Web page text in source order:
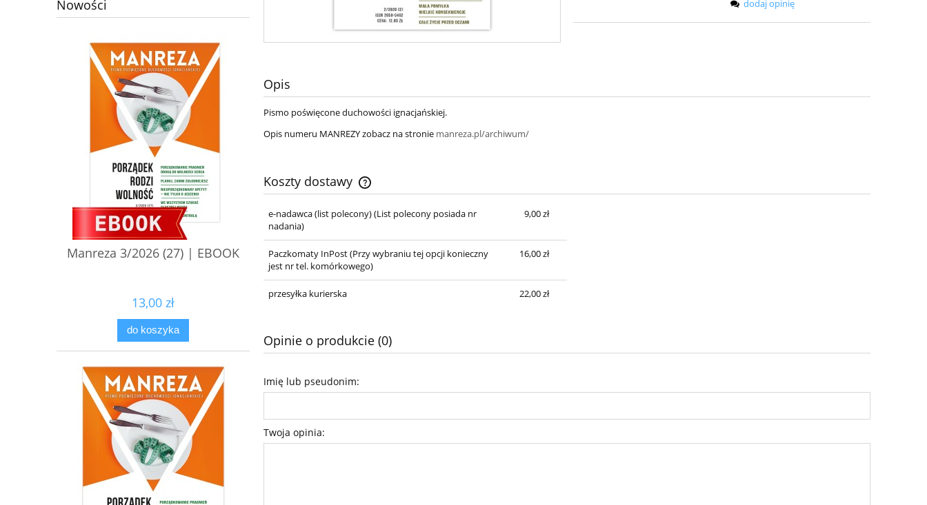
Nowości
Manreza 3/2026 (27) | EBOOK
13,00 zł
do koszyka
dodaj opinię
Opis
Pismo poświęcone duchowości ignacjańskiej.
Opis numeru MANREZY zobacz na stronie manreza.pl/archiwum/
Koszty dostawy
Cena nie zawiera ewentualnych kosztów
e-nadawca (list polecony)(List polecony posiada nr
nadania)
9,00 zł
Paczkomaty InPost(Przy wybraniu tej opcji konieczny
jest nr tel. komórkowego)
16,00 zł
przesyłka kurierska 22,00 zł
Opinie o produkcie (0)
Imię lub pseudonim:
Twoja opinia: